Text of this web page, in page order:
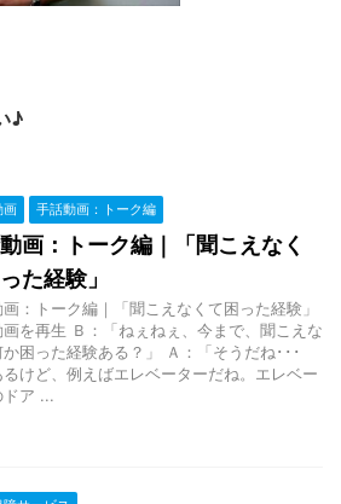
♪
画 手話動画：トーク編
画：トーク編｜「聞こえなく
た経験」
：トーク編｜「聞こえなくて困った経験」
を再生 Ｂ：「ねぇねぇ、今まで、聞こえな
か困った経験ある？」 Ａ：「そうだね･･･
けど、例えばエレベーターだね。エレベー
ドア ...